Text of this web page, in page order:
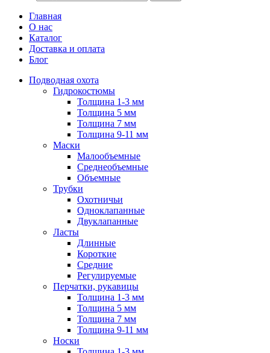
Главная
О нас
Каталог
Доставка и оплата
Блог
Подводная охота
Гидрокостюмы
Толщина 1-3 мм
Толщина 5 мм
Толщина 7 мм
Толщина 9-11 мм
Маски
Малообъемные
Среднеобъемные
Объемные
Трубки
Охотничьи
Одноклапанные
Двуклапанные
Ласты
Длинные
Короткие
Средние
Регулируемые
Перчатки, рукавицы
Толщина 1-3 мм
Толщина 5 мм
Толщина 7 мм
Толщина 9-11 мм
Носки